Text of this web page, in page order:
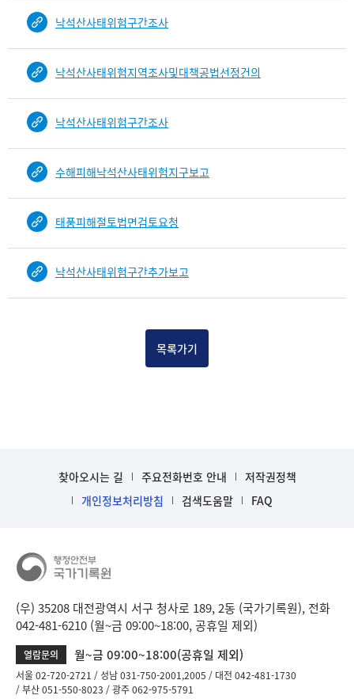
낙석산사태위험구간조사
낙석산사태위험지역조사및대책공법선정건의
낙석산사태위험구간조사
수해피해낙석산사태위험지구보고
태풍피해절토법면검토요청
낙석산사태위험구간추가보고
목록가기
찾아오시는 길 주요전화번호 안내
저작권정책
개인정보처리방침
검색도움말 FAQ
(우) 35208 대전광역시 서구 청사로 189, 2동 (국가기록원), 전화
042-481-6210 (월~금 09:00~18:00, 공휴일 제외)
열람문의 월~금 09:00~18:00(공휴일 제외)
서울 02-720-2721 성남 031-750-2001,2005
대전 042-481-1730
부산 051-550-8023
광주 062-975-5791